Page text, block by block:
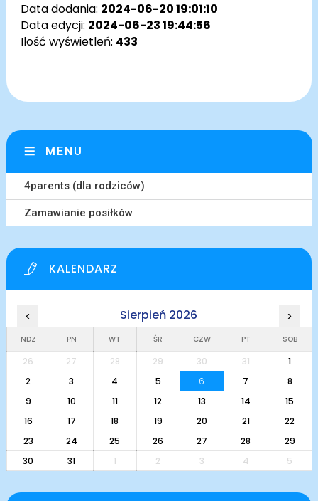
Data dodania: 2024-06-20 19:01:10
Data edycji: 2024-06-23 19:44:56
Ilość wyświetleń: 433
MENU
4parents (dla rodziców)
Zamawianie posiłków
KALENDARZ
‹ Sierpień 2026 ›
NDZ PN WT ŚR CZW PT SOB
26 27 28 29 30 31
1
2
3 4 5 6 7
8
9
10 11 12 13 14
15
16
17 18 19 20 21
22
23
24 25 26 27 28
29
30
31 1 2 3 4 5